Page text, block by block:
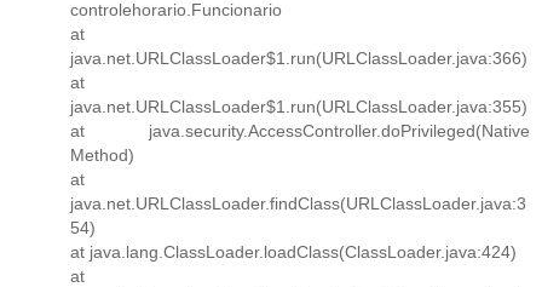
controlehorario.Funcionario
at
java.net.URLClassLoader$1.run(URLClassLoader.java:366)
at
java.net.URLClassLoader$1.run(URLClassLoader.java:355)
at java.security.AccessController.doPrivileged(Native
Method)
at
java.net.URLClassLoader.findClass(URLClassLoader.java:3
54)
at java.lang.ClassLoader.loadClass(ClassLoader.java:424)
at